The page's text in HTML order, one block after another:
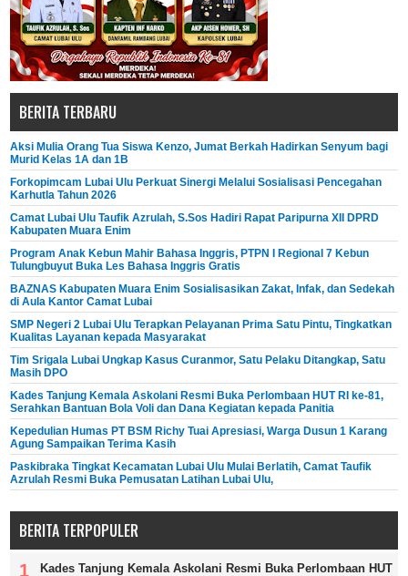
BERITA TERBARU
Aksi Mulia Orang Tua Siswa Kenzo, Jumat Berkah Hadirkan Senyum bagi
Murid Kelas 1A dan 1B
Forkopimcam Lubai Ulu Perkuat Sinergi Melalui Sosialisasi Pencegahan
Karhutla Tahun 2026
Camat Lubai Ulu Taufik Azrulah, S.Sos Hadiri Rapat Paripurna XII DPRD
Kabupaten Muara Enim
Program Anak Kebun Mahir Bahasa Inggris, PTPN I Regional 7 Kebun
Tulungbuyut Buka Les Bahasa Inggris Gratis
BAZNAS Kabupaten Muara Enim Sosialisasikan Zakat, Infak, dan Sedekah
di Aula Kantor Camat Lubai
SMP Negeri 2 Lubai Ulu Terapkan Pelayanan Prima Satu Pintu, Tingkatkan
Kualitas Layanan kepada Masyarakat
Tim Srigala Lubai Ungkap Kasus Curanmor, Satu Pelaku Ditangkap, Satu
Masih DPO
Kades Tanjung Kemala Askolani Resmi Buka Perlombaan HUT RI ke-81,
Serahkan Bantuan Bola Voli dan Dana Kegiatan kepada Panitia
Kepedulian Humas PT BSM Richy Tuai Apresiasi, Warga Dusun 1 Karang
Agung Sampaikan Terima Kasih
Paskibraka Tingkat Kecamatan Lubai Ulu Mulai Berlatih, Camat Taufik
Azrulah Resmi Buka Pemusatan Latihan Lubai Ulu,
BERITA TERPOPULER
Kades Tanjung Kemala Askolani Resmi Buka Perlombaan HUT